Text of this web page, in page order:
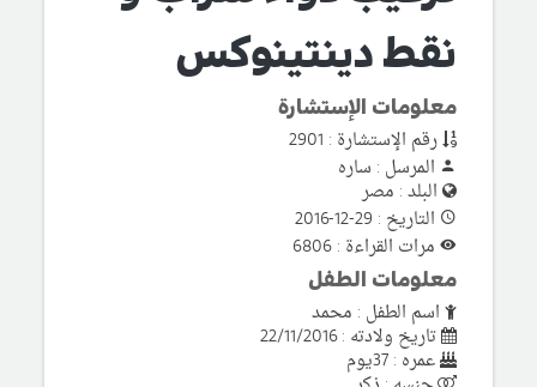
نقط دينتينوكس
معلومات الإستشارة
رقم الإستشارة : 2901
المرسل : ساره
البلد : مصر
التاريخ : 29-12-2016
مرات القراءة : 6806
معلومات الطفل
اسم الطفل : محمد
تاريخ ولادته : 22/11/2016
عمره : 37يوم